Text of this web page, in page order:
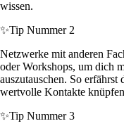
wissen.
✨Tip Nummer 2
Netzwerke mit anderen
oder Workshops, um dich
auszutauschen. So
wertvolle Kontakte
✨Tip Nummer 3